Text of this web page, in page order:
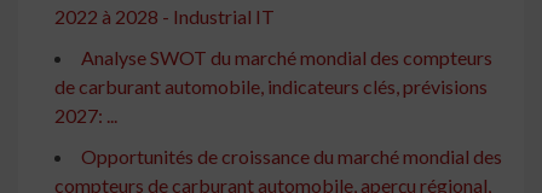
2022 à 2028 - Industrial IT
Analyse SWOT du marché mondial des compteurs
de carburant automobile, indicateurs clés, prévisions
2027: ...
Opportunités de croissance du marché mondial des
compteurs de carburant automobile, aperçu régional,